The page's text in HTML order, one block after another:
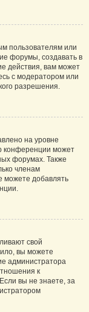
пользователям или
форумы, создавать в
действия, вам может
с модератором или
разрешения.
на уровне
конференции может
форумах. Также
членам
можете добавлять
свой
вы можете
администратора
к
вы не знаете, за